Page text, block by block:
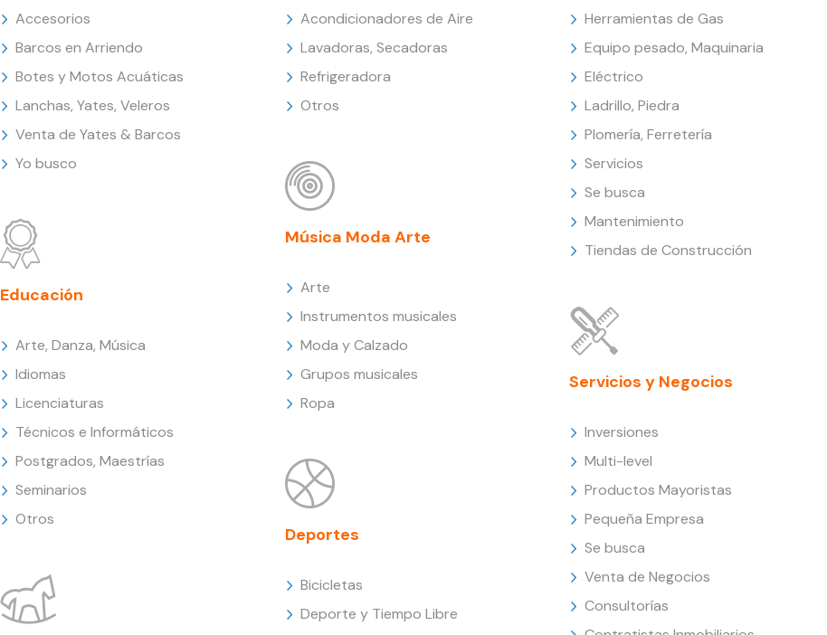
Accesorios
Barcos en Arriendo
Botes y Motos Acuáticas
Lanchas, Yates, Veleros
Venta de Yates & Barcos
Yo busco
Educación
Arte, Danza, Música
Idiomas
Licenciaturas
Técnicos e Informáticos
Postgrados, Maestrías
Seminarios
Otros
Acondicionadores de Aire
Lavadoras, Secadoras
Refrigeradora
Otros
Música Moda Arte
Arte
Instrumentos musicales
Moda y Calzado
Grupos musicales
Ropa
Deportes
Bicicletas
Deporte y Tiempo Libre
Herramientas de Gas
Equipo pesado, Maquinaria
Eléctrico
Ladrillo, Piedra
Plomería, Ferretería
Servicios
Se busca
Mantenimiento
Tiendas de Construcción
Servicios y Negocios
Inversiones
Multi-level
Productos Mayoristas
Pequeña Empresa
Se busca
Venta de Negocios
Consultorías